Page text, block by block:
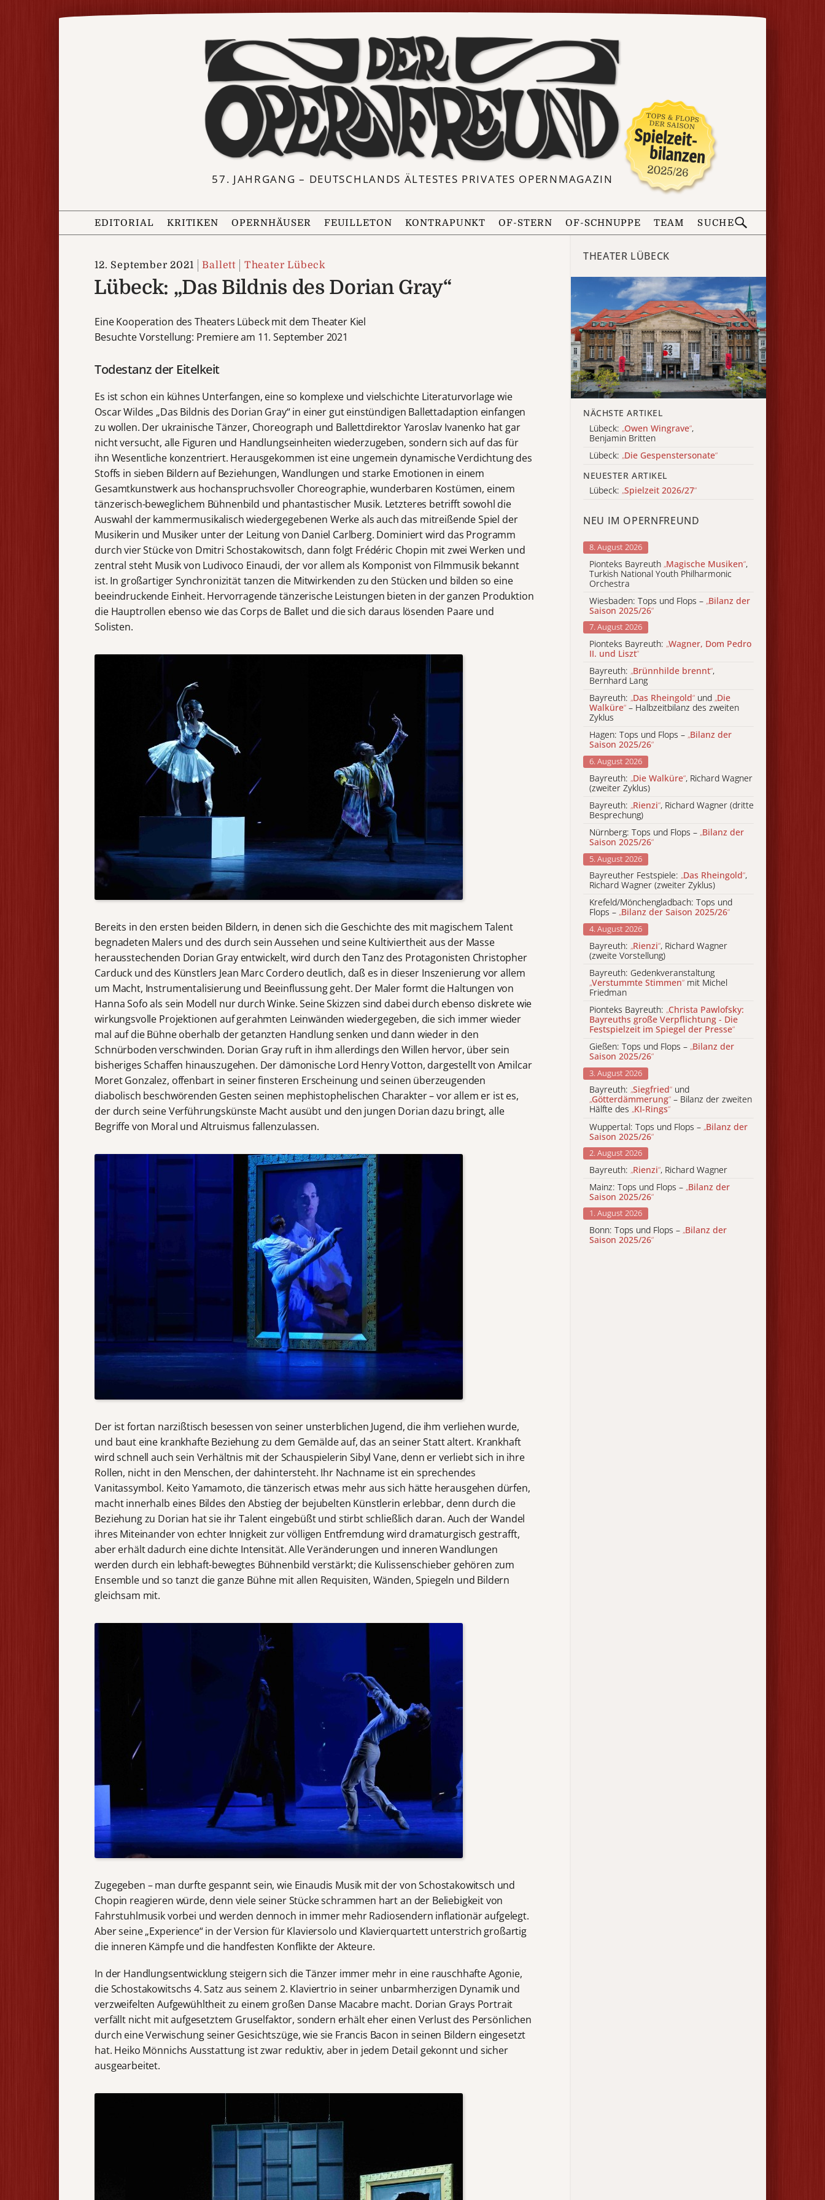
57. JAHRGANG – DEUTSCHLANDS ÄLTESTES PRIVATES OPERNMAGAZIN
EDITORIAL KRITIKEN OPERNHÄUSER FEUILLETON KONTRAPUNKT OF-STERN OF-SCHNUPPE TEAM SUCHE
12. September 2021 Ballett Theater Lübeck
Lübeck: „Das Bildnis des Dorian Gray“
Eine Kooperation des Theaters Lübeck mit dem Theater Kiel
Besuchte Vorstellung: Premiere am 11. September 2021
Todestanz der Eitelkeit
Es ist schon ein kühnes Unterfangen, eine so komplexe und vielschichte Literaturvorlage wie
Oscar Wildes „Das Bildnis des Dorian Gray“ in einer gut einstündigen Ballettadaption einfangen
zu wollen. Der ukrainische Tänzer, Choreograph und Ballettdirektor Yaroslav Ivanenko hat gar
nicht versucht, alle Figuren und Handlungseinheiten wiederzugeben, sondern sich auf das für
ihn Wesentliche konzentriert. Herausgekommen ist eine ungemein dynamische Verdichtung des
Stoffs in sieben Bildern auf Beziehungen, Wandlungen und starke Emotionen in einem
Gesamtkunstwerk aus hochanspruchsvoller Choreographie, wunderbaren Kostümen, einem
tänzerisch-beweglichem Bühnenbild und phantastischer Musik. Letzteres betrifft sowohl die
Auswahl der kammermusikalisch wiedergegebenen Werke als auch das mitreißende Spiel der
Musikerin und Musiker unter der Leitung von Daniel Carlberg. Dominiert wird das Programm
durch vier Stücke von Dmitri Schostakowitsch, dann folgt Frédéric Chopin mit zwei Werken und
zentral steht Musik von Ludivoco Einaudi, der vor allem als Komponist von Filmmusik bekannt
ist. In großartiger Synchronizität tanzen die Mitwirkenden zu den Stücken und bilden so eine
beeindruckende Einheit. Hervorragende tänzerische Leistungen bieten in der ganzen Produktion
die Hauptrollen ebenso wie das Corps de Ballet und die sich daraus lösenden Paare und
Solisten.
Bereits in den ersten beiden Bildern, in denen sich die Geschichte des mit magischem Talent
begnadeten Malers und des durch sein Aussehen und seine Kultiviertheit aus der Masse
herausstechenden Dorian Gray entwickelt, wird durch den Tanz des Protagonisten Christopher
Carduck und des Künstlers Jean Marc Cordero deutlich, daß es in dieser Inszenierung vor allem
um Macht, Instrumentalisierung und Beeinflussung geht. Der Maler formt die Haltungen von
Hanna Sofo als sein Modell nur durch Winke. Seine Skizzen sind dabei durch ebenso diskrete wie
wirkungsvolle Projektionen auf gerahmten Leinwänden wiedergegeben, die sich immer wieder
mal auf die Bühne oberhalb der getanzten Handlung senken und dann wieder in den
Schnürboden verschwinden. Dorian Gray ruft in ihm allerdings den Willen hervor, über sein
bisheriges Schaffen hinauszugehen. Der dämonische Lord Henry Votton, dargestellt von Amilcar
Moret Gonzalez, offenbart in seiner finsteren Erscheinung und seinen überzeugenden
diabolisch beschwörenden Gesten seinen mephistophelischen Charakter – vor allem er ist es,
der durch seine Verführungskünste Macht ausübt und den jungen Dorian dazu bringt, alle
Begriffe von Moral und Altruismus fallenzulassen.
Der ist fortan narzißtisch besessen von seiner unsterblichen Jugend, die ihm verliehen wurde,
und baut eine krankhafte Beziehung zu dem Gemälde auf, das an seiner Statt altert. Krankhaft
wird schnell auch sein Verhältnis mit der Schauspielerin Sibyl Vane, denn er verliebt sich in ihre
Rollen, nicht in den Menschen, der dahintersteht. Ihr Nachname ist ein sprechendes
Vanitassymbol. Keito Yamamoto, die tänzerisch etwas mehr aus sich hätte herausgehen dürfen,
macht innerhalb eines Bildes den Abstieg der bejubelten Künstlerin erlebbar, denn durch die
Beziehung zu Dorian hat sie ihr Talent eingebüßt und stirbt schließlich daran. Auch der Wandel
ihres Miteinander von echter Innigkeit zur völligen Entfremdung wird dramaturgisch gestrafft,
aber erhält dadurch eine dichte Intensität. Alle Veränderungen und inneren Wandlungen
werden durch ein lebhaft-bewegtes Bühnenbild verstärkt; die Kulissenschieber gehören zum
Ensemble und so tanzt die ganze Bühne mit allen Requisiten, Wänden, Spiegeln und Bildern
gleichsam mit.
Zugegeben – man durfte gespannt sein, wie Einaudis Musik mit der von Schostakowitsch und
Chopin reagieren würde, denn viele seiner Stücke schrammen hart an der Beliebigkeit von
Fahrstuhlmusik vorbei und werden dennoch in immer mehr Radiosendern inflationär aufgelegt.
Aber seine „Experience“ in der Version für Klaviersolo und Klavierquartett unterstrich großartig
die inneren Kämpfe und die handfesten Konflikte der Akteure.
In der Handlungsentwicklung steigern sich die Tänzer immer mehr in eine rauschhafte Agonie,
die Schostakowitschs 4. Satz aus seinem 2. Klaviertrio in seiner unbarmherzigen Dynamik und
verzweifelten Aufgewühltheit zu einem großen Danse Macabre macht. Dorian Grays Portrait
verfällt nicht mit aufgesetztem Gruselfaktor, sondern erhält eher einen Verlust des Persönlichen
durch eine Verwischung seiner Gesichtszüge, wie sie Francis Bacon in seinen Bildern eingesetzt
hat. Heiko Mönnichs Ausstattung ist zwar reduktiv, aber in jedem Detail gekonnt und sicher
ausgearbeitet.
THEATER LÜBECK
NÄCHSTE ARTIKEL
Lübeck: „Owen Wingrave“,
Benjamin Britten
Lübeck: „Die Gespenstersonate“
NEUESTER ARTIKEL
Lübeck: „Spielzeit 2026/27“
NEU IM OPERNFREUND
8. August 2026
Pionteks Bayreuth „Magische Musiken“,
Turkish National Youth Philharmonic
Orchestra
Wiesbaden: Tops und Flops – „Bilanz der
Saison 2025/26“
7. August 2026
Pionteks Bayreuth: „Wagner, Dom Pedro
II. und Liszt“
Bayreuth: „Brünnhilde brennt“,
Bernhard Lang
Bayreuth: „Das Rheingold“ und „Die
Walküre“ – Halbzeitbilanz des zweiten
Zyklus
Hagen: Tops und Flops – „Bilanz der
Saison 2025/26“
6. August 2026
Bayreuth: „Die Walküre“, Richard Wagner
(zweiter Zyklus)
Bayreuth: „Rienzi“, Richard Wagner (dritte
Besprechung)
Nürnberg: Tops und Flops – „Bilanz der
Saison 2025/26“
5. August 2026
Bayreuther Festspiele: „Das Rheingold“,
Richard Wagner (zweiter Zyklus)
Krefeld/Mönchengladbach: Tops und
Flops – „Bilanz der Saison 2025/26“
4. August 2026
Bayreuth: „Rienzi“, Richard Wagner
(zweite Vorstellung)
Bayreuth: Gedenkveranstaltung
„Verstummte Stimmen“ mit Michel
Friedman
Pionteks Bayreuth: „Christa Pawlofsky:
Bayreuths große Verpflichtung - Die
Festspielzeit im Spiegel der Presse“
Gießen: Tops und Flops – „Bilanz der
Saison 2025/26“
3. August 2026
Bayreuth: „Siegfried“ und
„Götterdämmerung“ – Bilanz der zweiten
Hälfte des „KI-Rings“
Wuppertal: Tops und Flops – „Bilanz der
Saison 2025/26“
2. August 2026
Bayreuth: „Rienzi“, Richard Wagner
Mainz: Tops und Flops – „Bilanz der
Saison 2025/26“
1. August 2026
Bonn: Tops und Flops – „Bilanz der
Saison 2025/26“